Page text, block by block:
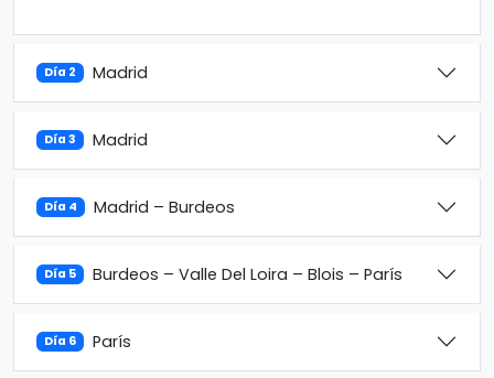
Día 2 Madrid
Día 3 Madrid
Día 4 Madrid – Burdeos
Día 5 Burdeos – Valle Del Loira – Blois – París
Día 6 París